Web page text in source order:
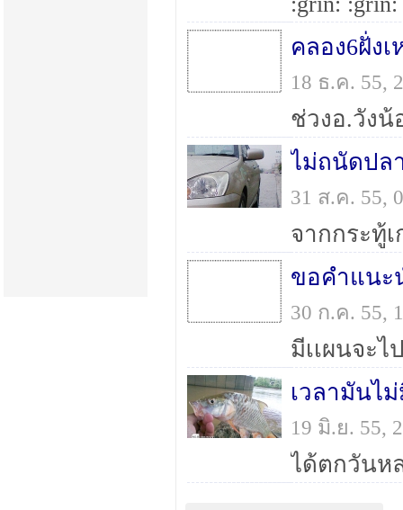
18 ธ.ค. 55,
31 ส.ค. 55,
30 ก.ค. 55,
เวลามันไ
19 มิ.ย. 55,